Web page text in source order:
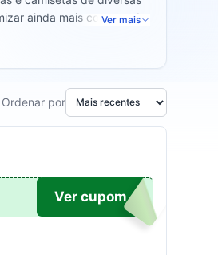
ainda mais comprando
Ver mais
Ordenar por
99
Ver cupom